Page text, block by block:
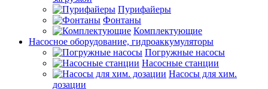
Пурифайеры
Фонтаны
Комплектующие
Насосное оборудование, гидроаккумуляторы
Погружные насосы
Насосные станции
Насосы для хим.
дозации